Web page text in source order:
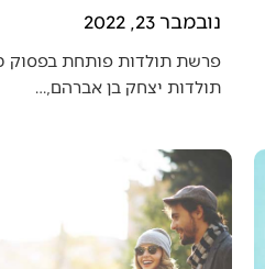
נובמבר 23, 2022
פרשת תולדות פותחת בפסוק
תולדות יצחק בן אברהם,…